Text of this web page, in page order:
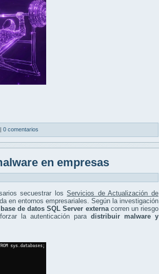
| 0 comentarios
en empresas
secuestrar losServicios de Actualización de
en entornos empresariales. Según la investigación
base de datos SQL Server externacorren un riesgo
la autenticación para distribuir malware y